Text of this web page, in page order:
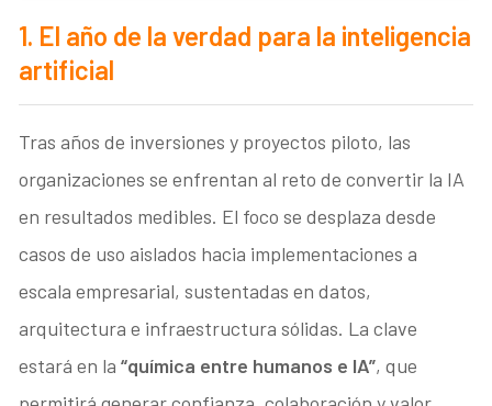
1. El año de la verdad para la inteligencia
artificial
Tras años de inversiones y proyectos piloto, las
organizaciones se enfrentan al reto de convertir la IA
en resultados medibles. El foco se desplaza desde
casos de uso aislados hacia implementaciones a
escala empresarial, sustentadas en datos,
arquitectura e infraestructura sólidas. La clave
estará en la“química entre humanos e IA”, que